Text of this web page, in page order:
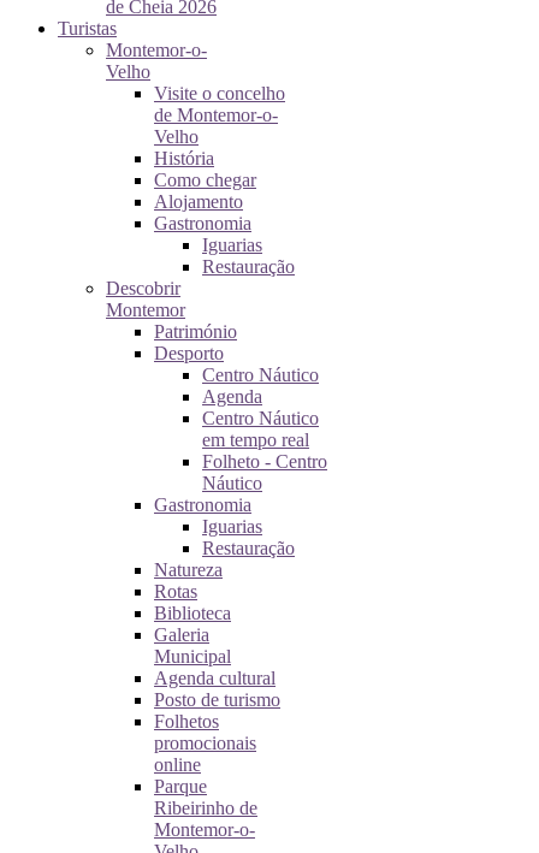
de Cheia 2026
Turistas
Montemor-o-
Velho
Visite o concelho
de Montemor-o-
Velho
História
Como chegar
Alojamento
Gastronomia
Iguarias
Restauração
Descobrir
Montemor
Património
Desporto
Centro Náutico
Agenda
Centro Náutico
em tempo real
Folheto - Centro
Náutico
Gastronomia
Iguarias
Restauração
Natureza
Rotas
Biblioteca
Galeria
Municipal
Agenda cultural
Posto de turismo
Folhetos
promocionais
online
Parque
Ribeirinho de
Montemor-o-